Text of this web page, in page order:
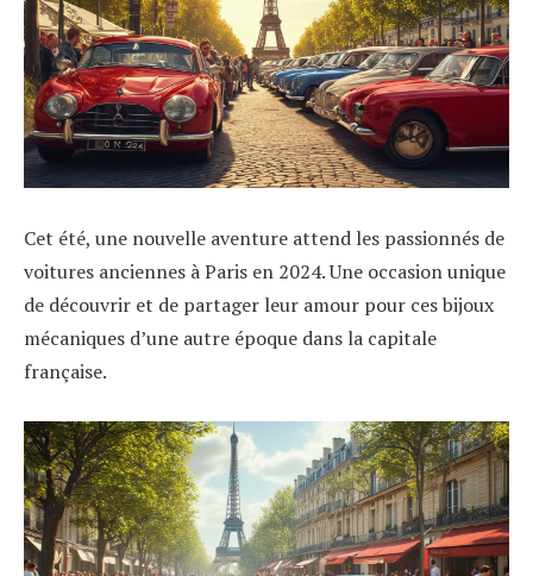
Cet été, une nouvelle aventure attend les passionnés de
voitures anciennes à Paris en 2024. Une occasion unique
de découvrir et de partager leur amour pour ces bijoux
mécaniques d’une autre époque dans la capitale
française.